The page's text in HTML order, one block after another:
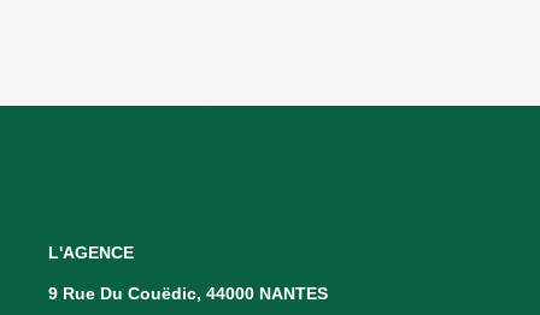
L'AGENCE
9 Rue Du Couëdic, 44000 NANTES